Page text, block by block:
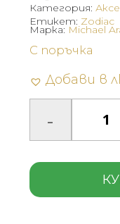
Категория:
Етикет: Zodiac
С поръчка
Добави в
Марка: Michael